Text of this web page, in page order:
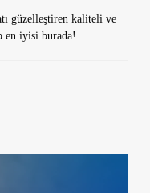
güzelleştiren kaliteli ve
en iyisi burada!